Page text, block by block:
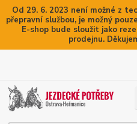
Od 29. 6. 2023 není možné z
přepravní službou, je možný
E-shop bude sloužit jako
prodejnu.